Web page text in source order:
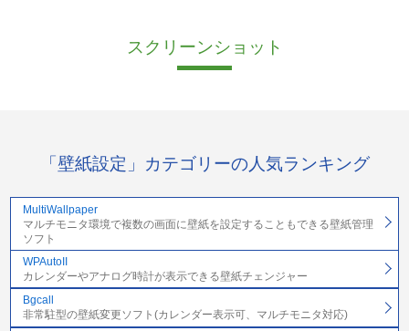
スクリーンショット
「壁紙設定」カテゴリーの人気ランキング
MultiWallpaper
マルチモニタ環境で複数の画面に壁紙を設定することもできる壁紙管理
ソフト
WPAutoII
カレンダーやアナログ時計が表示できる壁紙チェンジャー
Bgcall
非常駐型の壁紙変更ソフト(カレンダー表示可、マルチモニタ対応)